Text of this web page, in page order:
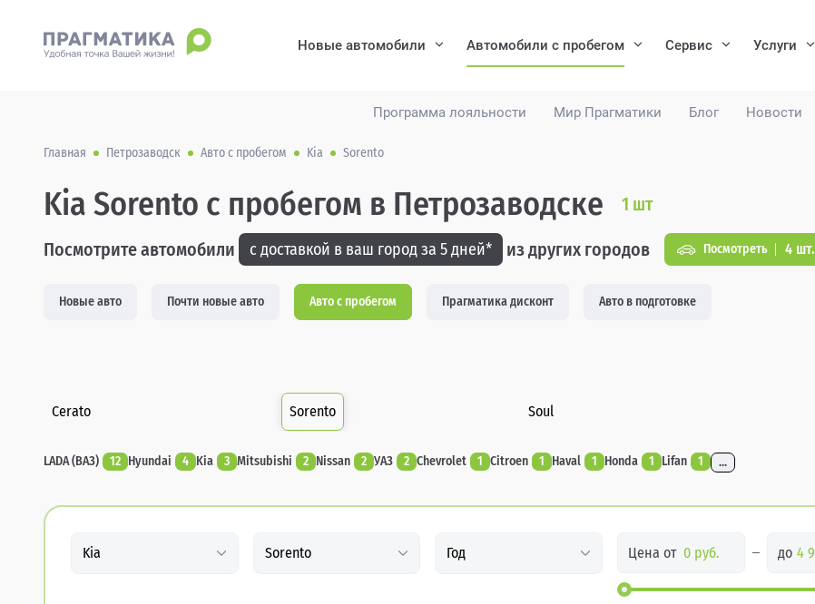
Программа лояльности Мир Прагматики Блог Новости
Новые автомобили Автомобили с пробегом Сервис Услуги
Главная Петрозаводск Авто с пробегом Kia Sorento
Kia Sorento с пробегом в Петрозаводске 1 шт
Посмотрите автомобили с доставкой в ваш город за 5 дней* из других городов Посмотреть 4 шт.
Новые авто Почти новые авто Авто с пробегом Прагматика дисконт Авто в подготовке
Cerato Sorento Soul
LADA (ВАЗ) 12 Hyundai 4 Kia 3 Mitsubishi 2 Nissan 2 УАЗ 2 Chevrolet 1 Citroen 1 Haval 1 Honda 1 Lifan 1 ...
Kia Sorento Год Цена от до